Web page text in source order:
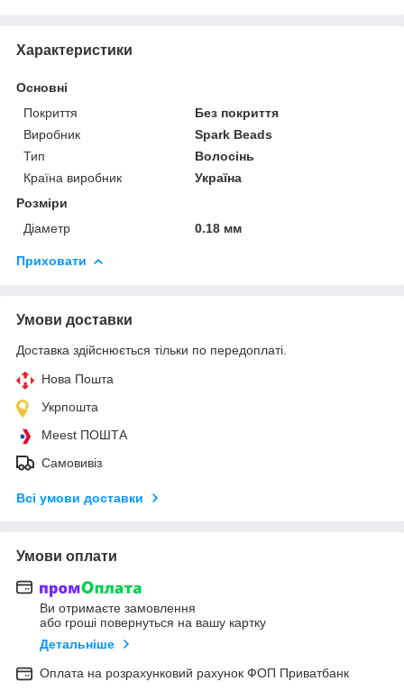
Характеристики
Основні
Покриття
Без покриття
Виробник
Spark Beads
Тип
Волосінь
Країна виробник
Україна
Розміри
Діаметр
0.18 мм
Приховати
Умови доставки
Доставка здійснюється тільки по передоплаті.
Нова Пошта
Укрпошта
Meest ПОШТА
Самовивіз
Всі умови доставки
Умови оплати
Ви отримаєте замовлення
або гроші повернуться на вашу картку
Детальніше
Оплата на розрахунковий рахунок ФОП Приватбанк